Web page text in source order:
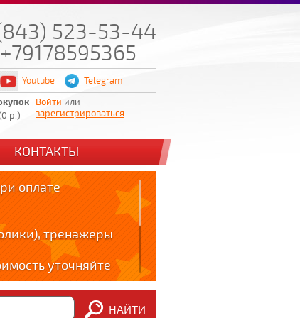
523-53-44
+79178595365
Youtube
Telegram
р.)
Войти или
зарегистрироваться
КОНТАКТЫ
оплате
тренажеры
уточняйте
zabota16 ;
НАЙТИ